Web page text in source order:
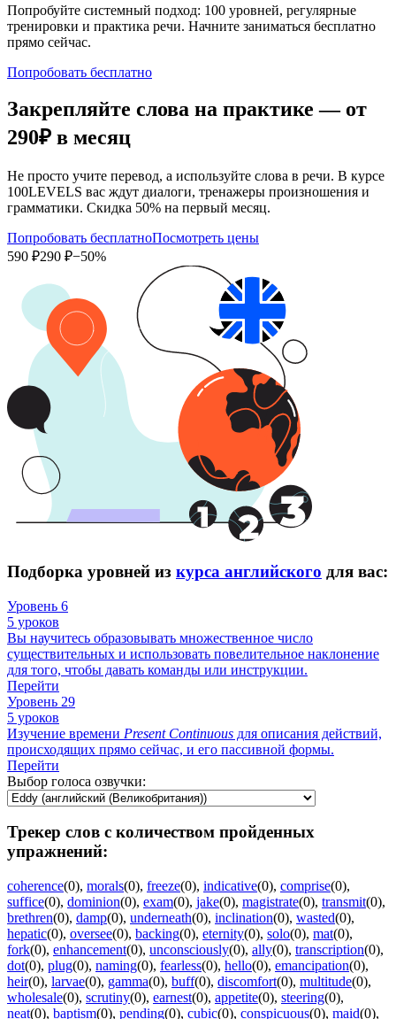
Попробуйте системный подход: 100 уровней, регулярные
тренировки и практика речи. Начните заниматься бесплатно
прямо сейчас.
Попробовать бесплатно
Закрепляйте слова на практике — от
290₽ в месяц
Не просто учите перевод, а используйте слова в речи. В курсе
100LEVELS вас ждут диалоги, тренажеры произношения и
грамматики. Скидка 50% на первый месяц.
Попробовать бесплатноПосмотреть цены
590 ₽290 ₽−50%
Подборка уровней из курса английского для вас:
Уровень 6
5 уроков
Вы научитесь образовывать множественное число
существительных и использовать повелительное наклонение
для того, чтобы давать команды или инструкции.
Перейти
Уровень 29
5 уроков
Изучение времени Present Continuous для описания действий,
происходящих прямо сейчас, и его пассивной формы.
Перейти
Выбор голоса озвучки:
Трекер слов с количеством пройденных
упражнений:
coherence(0), morals(0), freeze(0), indicative(0), comprise(0),
suffice(0), dominion(0), exam(0), jake(0), magistrate(0), transmit(0),
brethren(0), damp(0), underneath(0), inclination(0), wasted(0),
hepatic(0), oversee(0), backing(0), eternity(0), solo(0), mat(0),
fork(0), enhancement(0), unconsciously(0), ally(0), transcription(0),
dot(0), plug(0), naming(0), fearless(0), hello(0), emancipation(0),
heir(0), larvae(0), gamma(0), buff(0), discomfort(0), multitude(0),
wholesale(0), scrutiny(0), earnest(0), appetite(0), steering(0),
neat(0), baptism(0), pending(0), cubic(0), conspicuous(0), maid(0),